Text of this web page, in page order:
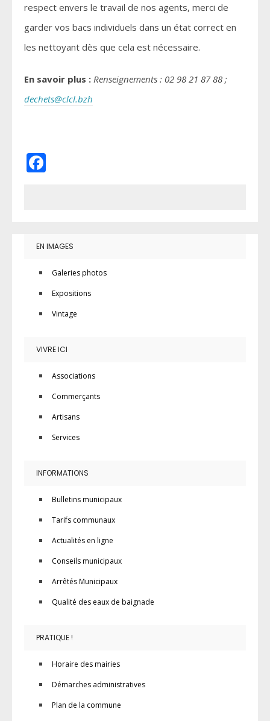
respect envers le travail de nos agents, merci de
garder vos bacs individuels dans un état correct en
les nettoyant dès que cela est nécessaire.
En savoir plus : Renseignements : 02 98 21 87 88 ;
dechets@clcl.bzh
EN IMAGES
Galeries photos
Expositions
Vintage
VIVRE ICI
Associations
Commerçants
Artisans
Services
INFORMATIONS
Bulletins municipaux
Tarifs communaux
Actualités en ligne
Conseils municipaux
Arrêtés Municipaux
Qualité des eaux de baignade
PRATIQUE !
Horaire des mairies
Démarches administratives
Plan de la commune